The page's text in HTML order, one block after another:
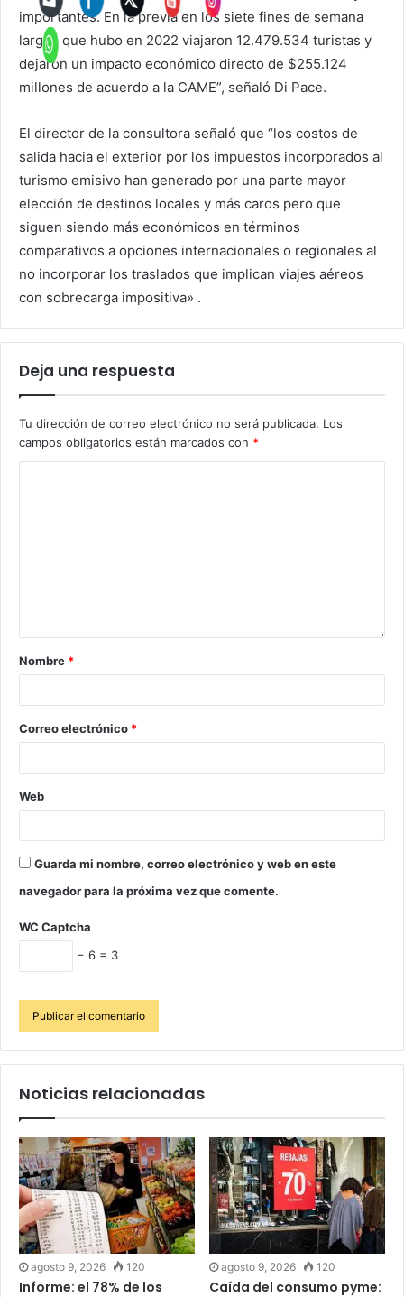
importantes. En la previa en los siete fines de semana
largos que hubo en 2022 viajaron 12.479.534 turistas y
dejaron un impacto económico directo de $255.124
millones de acuerdo a la CAME”, señaló Di Pace.
El director de la consultora señaló que “los costos de
salida hacia el exterior por los impuestos incorporados al
turismo emisivo han generado por una parte mayor
elección de destinos locales y más caros pero que
siguen siendo más económicos en términos
comparativos a opciones internacionales o regionales al
no incorporar los traslados que implican viajes aéreos
con sobrecarga impositiva» .
Deja una respuesta
Tu dirección de correo electrónico no será publicada. Los
campos obligatorios están marcados con *
Nombre *
Correo electrónico *
Web
Guarda mi nombre, correo electrónico y web en este
navegador para la próxima vez que comente.
WC Captcha
− 6 = 3
Noticias relacionadas
agosto 9, 2026 120
Informe: el 78% de los
agosto 9, 2026 120
Caída del consumo pyme: